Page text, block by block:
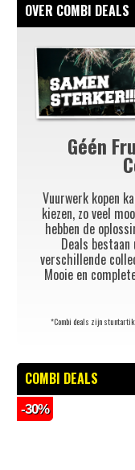
OVER COMBI DEALS
Géén
Vuurwerk kopen
kiezen, zo veel
hebben de
Deals
verschillende
Mooie en
*Combi deals zijn
COMBI DEALS
-30%